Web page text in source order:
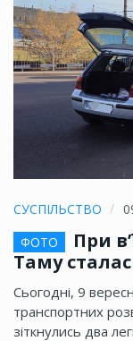
СУСПІЛЬСТВО
ФОТО
При
Таму
Сьогодні, 9
транспортних
зіткнулись два